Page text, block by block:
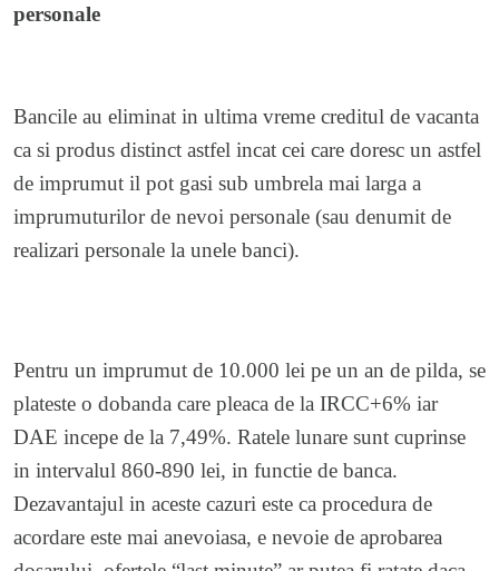
personale
Bancile au eliminat in ultima vreme creditul de vacanta
ca si produs distinct astfel incat cei care doresc un astfel
de imprumut il pot gasi sub umbrela mai larga a
imprumuturilor de nevoi personale (sau denumit de
realizari personale la unele banci).
Pentru un imprumut de 10.000 lei pe un an de pilda, se
plateste o dobanda care pleaca de la IRCC+6% iar
DAE incepe de la 7,49%. Ratele lunare sunt cuprinse
in intervalul 860-890 lei, in functie de banca.
Dezavantajul in aceste cazuri este ca procedura de
acordare este mai anevoiasa, e nevoie de aprobarea